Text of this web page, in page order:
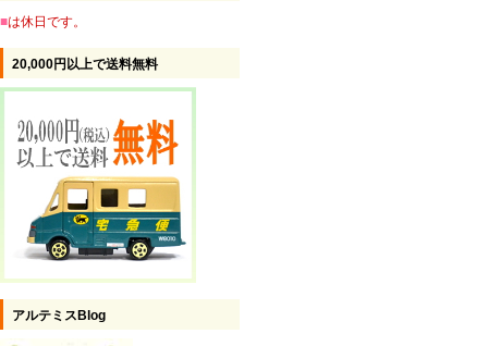
■は休日です。
20,000円以上で送料無料
アルテミスBlog